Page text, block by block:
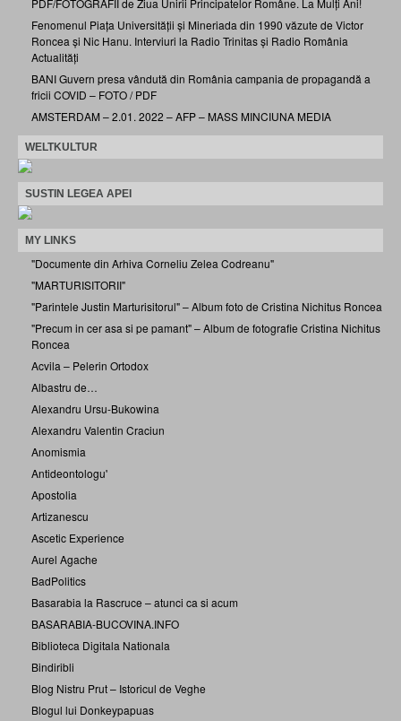
PDF/FOTOGRAFII de Ziua Unirii Principatelor Române. La Mulți Ani!
Fenomenul Piața Universității și Mineriada din 1990 văzute de Victor
Roncea și Nic Hanu. Interviuri la Radio Trinitas și Radio România
Actualități
BANI Guvern presa vândută din România campania de propagandă a
fricii COVID – FOTO / PDF
AMSTERDAM – 2.01. 2022 – AFP – MASS MINCIUNA MEDIA
WELTKULTUR
SUSTIN LEGEA APEI
MY LINKS
"Documente din Arhiva Corneliu Zelea Codreanu"
"MARTURISITORII"
"Parintele Justin Marturisitorul" – Album foto de Cristina Nichitus Roncea
"Precum in cer asa si pe pamant" – Album de fotografie Cristina Nichitus
Roncea
Acvila – Pelerin Ortodox
Albastru de…
Alexandru Ursu-Bukowina
Alexandru Valentin Craciun
Anomismia
Antideontologu'
Apostolia
Artizanescu
Ascetic Experience
Aurel Agache
BadPolitics
Basarabia la Rascruce – atunci ca si acum
BASARABIA-BUCOVINA.INFO
Biblioteca Digitala Nationala
Bindiribli
Blog Nistru Prut – Istoricul de Veghe
Blogul lui Donkeypapuas